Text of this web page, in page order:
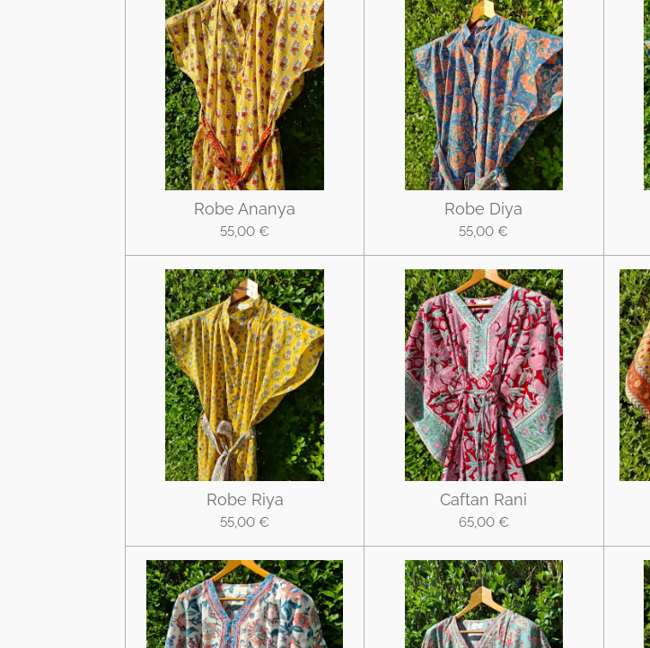
Robe Ananya
55,00 €
Robe Diya
55,00 €
Robe Riya
55,00 €
Caftan Rani
65,00 €